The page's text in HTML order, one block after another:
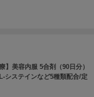
】美容内服 5合剤（90日分）
システインなど5種類配合/定